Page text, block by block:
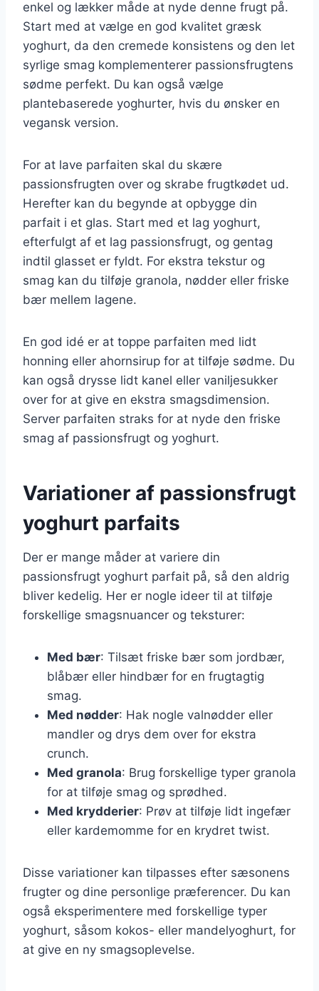
enkel og lækker måde at nyde denne frugt på.
Start med at vælge en god kvalitet græsk
yoghurt, da den cremede konsistens og den let
syrlige smag komplementerer passionsfrugtens
sødme perfekt. Du kan også vælge
plantebaserede yoghurter, hvis du ønsker en
vegansk version.
For at lave parfaiten skal du skære
passionsfrugten over og skrabe frugtkødet ud.
Herefter kan du begynde at opbygge din
parfait i et glas. Start med et lag yoghurt,
efterfulgt af et lag passionsfrugt, og gentag
indtil glasset er fyldt. For ekstra tekstur og
smag kan du tilføje granola, nødder eller friske
bær mellem lagene.
En god idé er at toppe parfaiten med lidt
honning eller ahornsirup for at tilføje sødme. Du
kan også drysse lidt kanel eller vaniljesukker
over for at give en ekstra smagsdimension.
Server parfaiten straks for at nyde den friske
smag af passionsfrugt og yoghurt.
Variationer af passionsfrugt
yoghurt parfaits
Der er mange måder at variere din
passionsfrugt yoghurt parfait på, så den aldrig
bliver kedelig. Her er nogle ideer til at tilføje
forskellige smagsnuancer og teksturer:
Med bær: Tilsæt friske bær som jordbær,
blåbær eller hindbær for en frugtagtig
smag.
Med nødder: Hak nogle valnødder eller
mandler og drys dem over for ekstra
crunch.
Med granola: Brug forskellige typer granola
for at tilføje smag og sprødhed.
Med krydderier: Prøv at tilføje lidt ingefær
eller kardemomme for en krydret twist.
Disse variationer kan tilpasses efter sæsonens
frugter og dine personlige præferencer. Du kan
også eksperimentere med forskellige typer
yoghurt, såsom kokos- eller mandelyoghurt, for
at give en ny smagsoplevelse.